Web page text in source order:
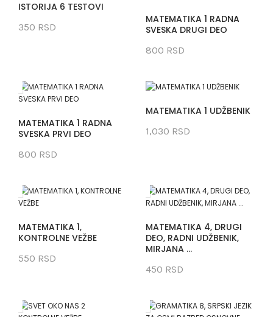
ISTORIJA 6 TESTOVI
350 RSD
MATEMATIKA 1 RADNA
SVESKA DRUGI DEO
800 RSD
MATEMATIKA 1 RADNA
SVESKA PRVI DEO
800 RSD
MATEMATIKA 1 UDŽBENIK
1,030 RSD
MATEMATIKA 1,
KONTROLNE VEŽBE
550 RSD
MATEMATIKA 4, DRUGI
DEO, RADNI UDŽBENIK,
MIRJANA ...
450 RSD